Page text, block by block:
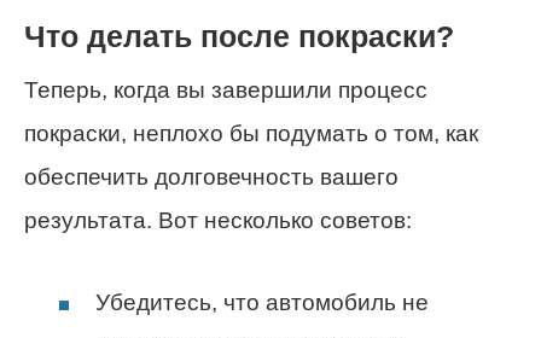
Что делать после покраски?
Теперь, когда вы завершили процесс
покраски, неплохо бы подумать о том, как
обеспечить долговечность вашего
результата. Вот несколько советов:
Убедитесь, что автомобиль не